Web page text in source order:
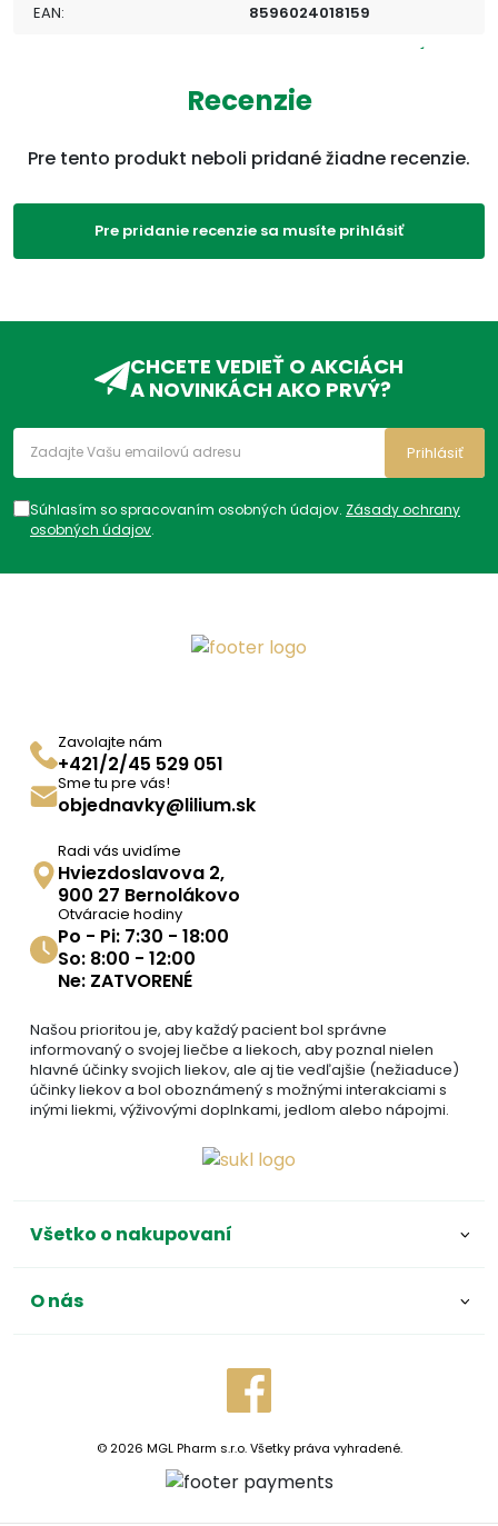
EAN: 8596024018159
Kĺby,
hyalurónová
kĺbov
ADC Klasifikácia: VD, VDC, VDC19,
Recenzie
Pre tento produkt neboli pridané žiadne recenzie.
Pre pridanie recenzie sa musíte prihlásiť
CHCETE VEDIEŤ O AKCIÁCH
A NOVINKÁCH AKO PRVÝ?
Súhlasím so spracovaním osobných údajov. Zásady ochrany
osobných údajov.
Prihlásiť
Zavolajte nám
+421/2/45 529 051
Sme tu pre vás!
objednavky@lilium.sk
Radi vás uvidíme
Hviezdoslavova 2,
900 27 Bernolákovo
Otváracie hodiny
Po - Pi: 7:30 - 18:00
So: 8:00 - 12:00
Ne: ZATVORENÉ
Našou prioritou je, aby každý pacient bol správne
informovaný o svojej liečbe a liekoch, aby poznal nielen
hlavné účinky svojich liekov, ale aj tie vedľajšie (nežiaduce)
účinky liekov a bol oboznámený s možnými interakciami s
inými liekmi, výživovými doplnkami, jedlom alebo nápojmi.
Všetko o nakupovaní
O nás
© 2026 MGL Pharm s.r.o. Všetky práva vyhradené.